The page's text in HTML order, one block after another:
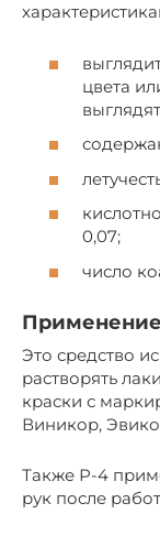
цвета
0,07;
число
Применение
Это средство
растворять
краски с
Виникор,
Также Р-4
рук после